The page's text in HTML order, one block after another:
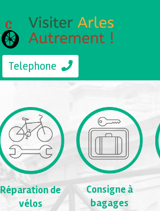
Telephone
Réparation de
vélos
Consigne à
bagages